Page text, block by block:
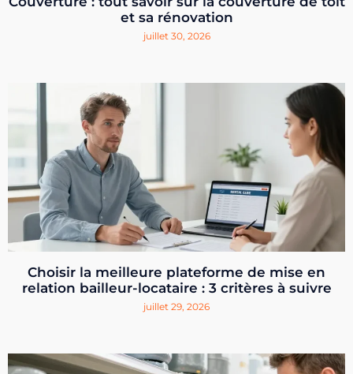
et sa rénovation
juillet 30, 2026
Choisir la meilleure plateforme de mise en
relation bailleur-locataire : 3 critères à suivre
juillet 29, 2026